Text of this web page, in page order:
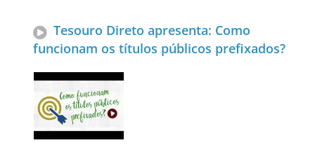
Tesouro Direto apresenta: Como
funcionam os títulos públicos prefixados?